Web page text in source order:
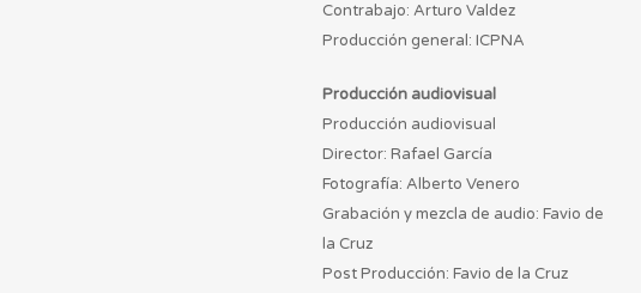
Contrabajo: Arturo Valdez
Producción general: ICPNA
Producción audiovisual
Producción audiovisual
Director: Rafael García
Fotografía: Alberto Venero
Grabación y mezcla de audio: Favio de
la Cruz
Post Producción: Favio de la Cruz